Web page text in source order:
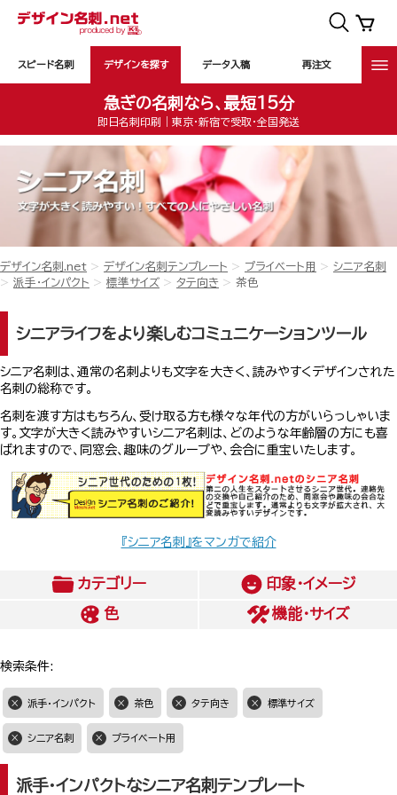
スピード名刺 デザインを探す データ入稿 再注文
急ぎの名刺なら、最短15分
即日名刺印刷｜東京・新宿で受取・全国発送
デザイン名刺.net デザイン名刺テンプレート プライベート用
シニア名刺
派手・インパクト
標準サイズ タテ向き 茶色
シニアライフをより楽しむコミュニケーションツール
シニア名刺は、通常の名刺よりも文字を大きく、読みやすくデザインされた
名刺の総称です。
名刺を渡す方はもちろん、受け取る方も様々な年代の方がいらっしゃいま
す。文字が大きく読みやすいシニア名刺は、どのような年齢層の方にも喜
ばれますので、同窓会、趣味のグループや、会合に重宝いたします。
『シニア名刺』をマンガで紹介
カテゴリー
印象・イメージ
色
機能・サイズ
検索条件:
派手・インパクト 茶色 タテ向き 標準サイズ
シニア名刺 プライベート用
派手・インパクトなシニア名刺テンプレート